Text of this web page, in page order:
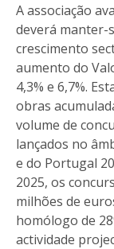
A associação
deverá manter-
crescimento
aumento do
4,3% e 6,7%.
obras
volume de
lançados no
e do Portugal
2025, os
milhões de
homólogo de
actividade